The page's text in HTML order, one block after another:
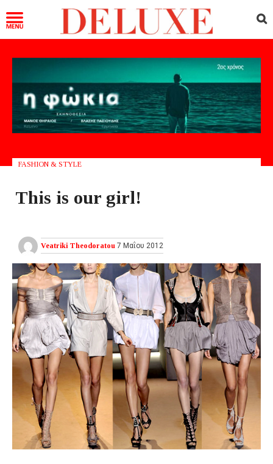
FASHION & STYLE
Τhis is our girl!
Veatriki Theodoratou 7 Μαΐου 2012